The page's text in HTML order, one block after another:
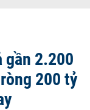
gần 2.200
200 tỷ